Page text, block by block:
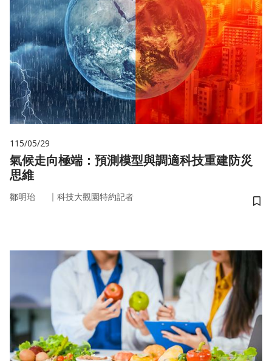
115/05/29
氣候走向極端：預測模型與調適科技重建防災
思維
鄒明珆 ｜ 科技大觀園特約記者
儲